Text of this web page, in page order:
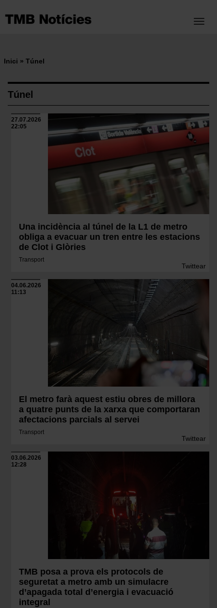
contingut
d'ariadna
Inici Túnel
Túnel
27.07.2026
22:05
Una incidència al túnel de la L1 de metro
obliga a evacuar un tren entre les estacions
de Clot i Glòries
Transport
Twittear
04.06.2026
11:13
El metro farà aquest estiu obres de millora
a quatre punts de la xarxa que comportaran
afectacions parcials al servei
Transport
Twittear
03.06.2026
12:28
TMB posa a prova els protocols de
seguretat a metro amb un simulacre
d’apagada total d’energia i evacuació
integral